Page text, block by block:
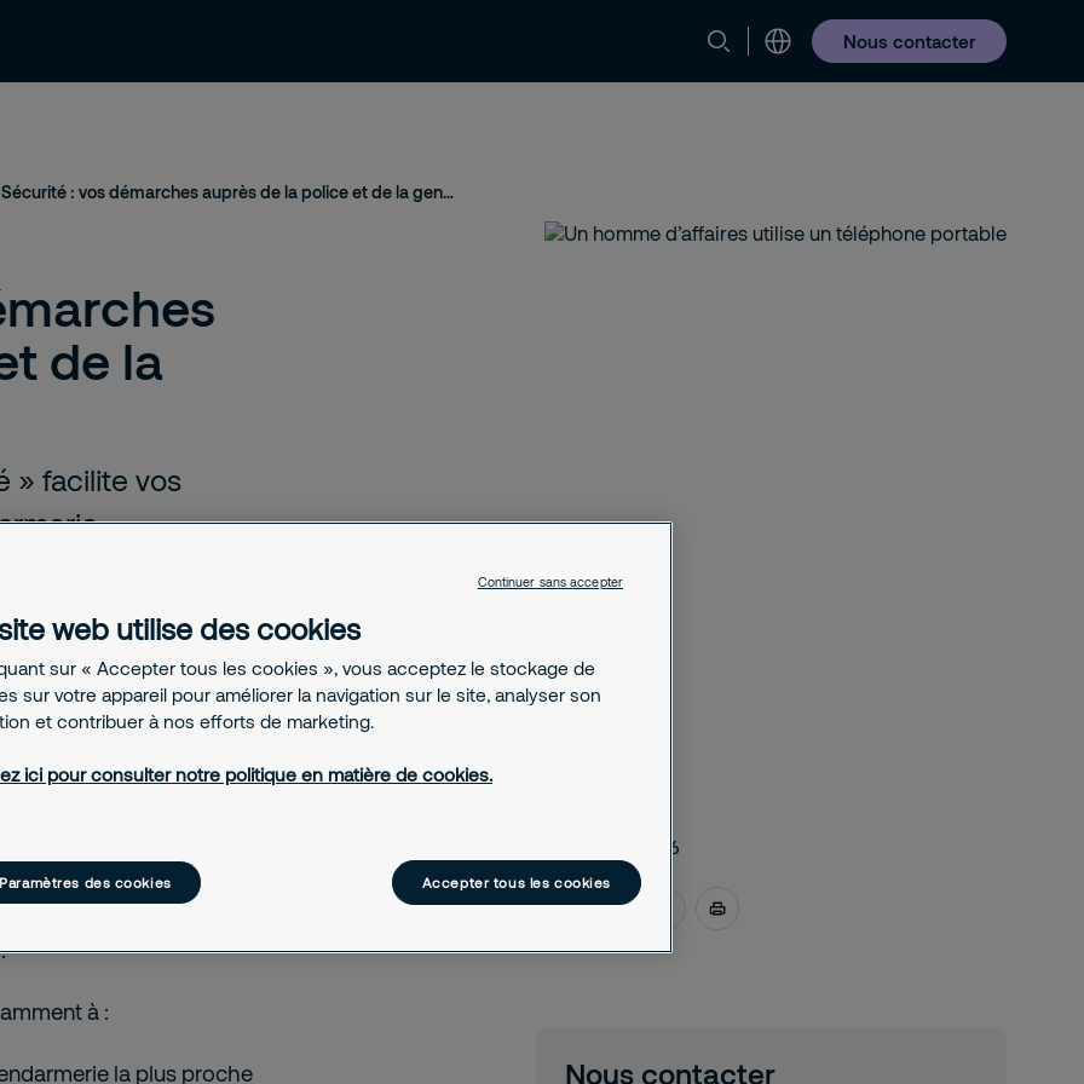
Nous contacter
Contact et support Emploi
Ma Sécurité : vos démarches auprès de la police et de la gendarmerie
de la
» facilite vos
internet et une
et plusieurs
policier ou un
demande qui ne
nécessitant une
à :
la plus proche
juin 26, 2026
Nous contacter
web utilise des cookies
sur « Accepter tous les cookies », vous acceptez le stockage de
sur votre appareil pour améliorer la navigation sur le site, analyser son
et contribuer à nos efforts de marketing.
ici pour consulter notre politique en matière de cookies.
Paramètres des cookies Accepter tous les cookies
Continuer sans accepter